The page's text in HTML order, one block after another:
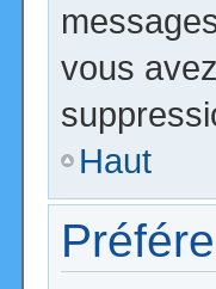
vous
Haut